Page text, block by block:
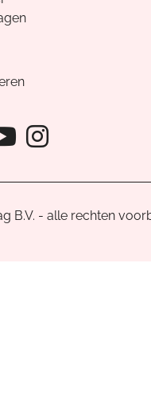
van
van Cvandaag
B.V. - alle rechten